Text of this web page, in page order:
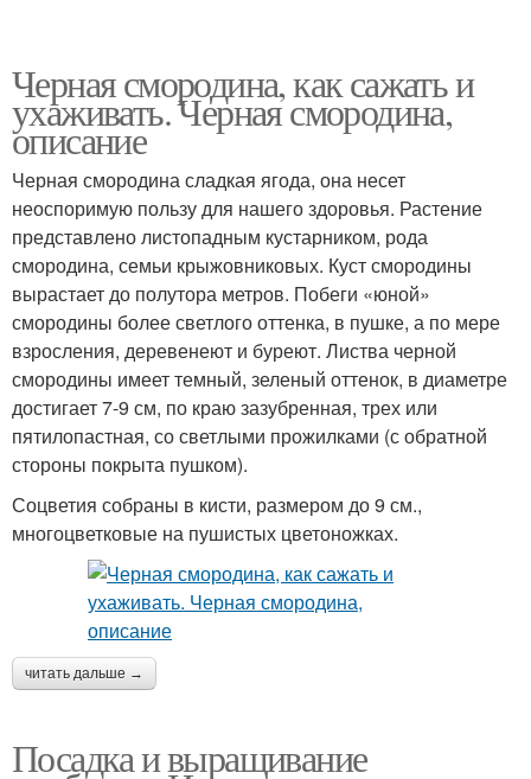
Черная смородина, как сажать и
ухаживать. Черная смородина,
описание
Черная смородина сладкая ягода, она несет
неоспоримую пользу для нашего здоровья. Растение
представлено листопадным кустарником, рода
смородина, семьи крыжовниковых. Куст смородины
вырастает до полутора метров. Побеги «юной»
смородины более светлого оттенка, в пушке, а по мере
взросления, деревенеют и буреют. Листва черной
смородины имеет темный, зеленый оттенок, в диаметре
достигает 7-9 см, по краю зазубренная, трех или
пятилопастная, со светлыми прожилками (с обратной
стороны покрыта пушком).
Соцветия собраны в кисти, размером до 9 см.,
многоцветковые на пушистых цветоножках.
читать дальше →
Посадка и выращивание